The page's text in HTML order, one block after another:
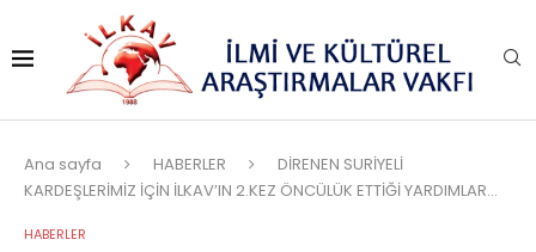
Ana sayfa HABERLER
DİRENEN SURİYELİ
KARDEŞLERİMİZ İÇİN İLKAV’IN 2.KEZ ÖNCÜLÜK ETTİĞİ YARDIMLAR…
HABERLER